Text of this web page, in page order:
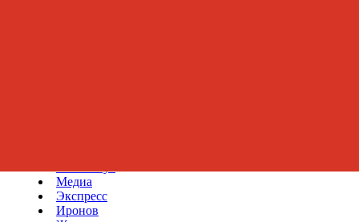
Медиа
Экспресс
Иронов